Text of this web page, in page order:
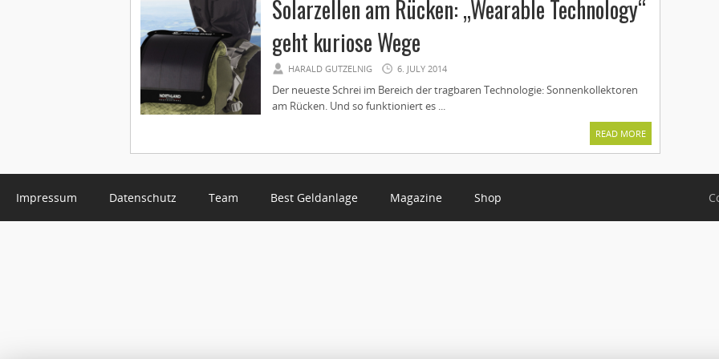
Solarzellen am Rücken: „Wearable Technology“
geht kuriose Wege
HARALD GUTZELNIG 6. JULY 2014
Der neueste Schrei im Bereich der tragbaren Technologie: Sonnenkollektoren
am Rücken. Und so funktioniert es ...
READ MORE
Impressum Datenschutz Team Best Geldanlage Magazine Shop